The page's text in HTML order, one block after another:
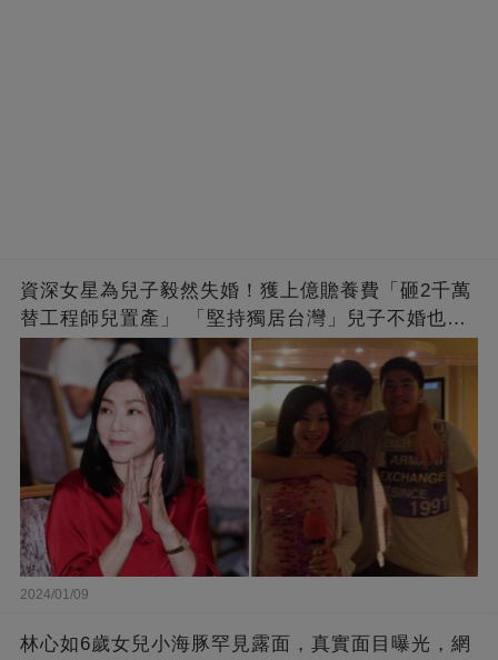
資深女星為兒子毅然失婚！獲上億贍養費「砸2千萬
替工程師兒置產」 「堅持獨居台灣」兒子不婚也支
2024/01/09
林心如6歲女兒小海豚罕見露面，真實面目曝光，網